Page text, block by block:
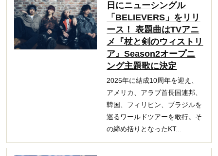
日にニューシングル
「BELIEVERS」をリリ
ース！ 表題曲はTVアニ
メ『杖と剣のウィストリ
ア』Season2オープニ
ング主題歌に決定
2025年に結成10周年を迎え、
アメリカ、アラブ首長国連邦、
韓国、フィリピン、ブラジルを
巡るワールドツアーを敢行。そ
の締め括りとなったKT...